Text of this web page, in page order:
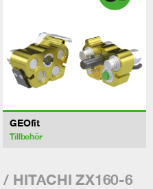
GEOfit
Tillbehör
/ HITACHI ZX160-6